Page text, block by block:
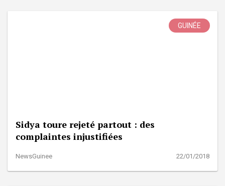
GUINÉE
Sidya toure rejeté partout : des
complaintes injustifiées
NewsGuinee 22/01/2018